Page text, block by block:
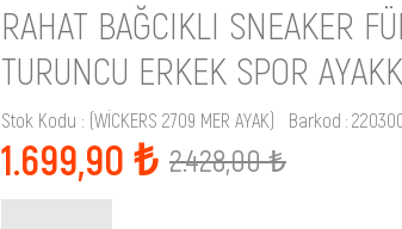
RAHAT BAĞCIKLI SNEAKER
TURUNCU ERKEK SPOR
Stok Kodu (WİCKERS 2709 MER AYAK) Barkod :
2.428,00 ₺
1.699,90 ₺